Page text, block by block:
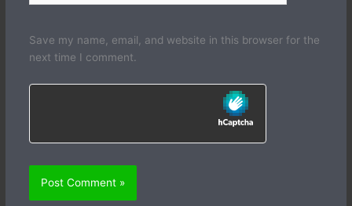
Save my name, email, and website in this browser for the
next time I comment.